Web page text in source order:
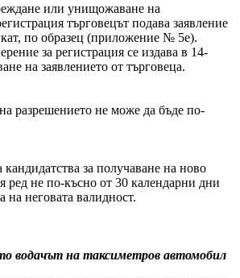
или унищожаване на
търговецът подава заявление
по образец (приложение № 5е).
за регистрация се издава в 14-
на заявлението от търговеца.
разрешението не може да бъде по-
за получаване на ново
ред не по-късно от 30 календарни дни
на неговата валидност.
водачът на таксиметров автомобил